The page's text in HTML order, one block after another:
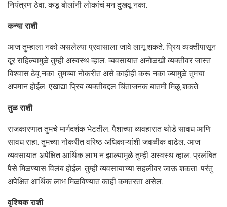
नियंत्रण ठेवा. कडू बोलांनी लोकांचं मन दुखवू नका.
कन्या राशी
आज तुम्हाला नको असलेल्या प्रवासाला जावे लागू शकते. प्रिय व्यक्तीपासून
दूर राहिल्यामुळे तुम्ही अस्वस्थ व्हाल. व्यवसायात अनोळखी व्यक्तीवर जास्त
विश्वास ठेवू नका. तुमच्या नोकरीत असे काहीही करू नका ज्यामुळे तुमचा
अपमान होईल. एखाद्या प्रिय व्यक्तीबद्दल चिंताजनक बातमी मिळू शकते.
तुळ राशी
राजकारणात तुमचे मार्गदर्शक भेटतील. पैशाच्या व्यवहारात थोडे सावध आणि
सावध राहा. तुमच्या नोकरीत वरिष्ठ अधिकाऱ्यांशी जवळीक वाढेल. आज
व्यवसायात अपेक्षित आर्थिक लाभ न झाल्यामुळे तुम्ही अस्वस्थ व्हाल. प्रलंबित
पैसे मिळण्यास विलंब होईल. तुम्ही व्यवसायाच्या सहलीवर जाऊ शकता. परंतु
अपेक्षित आर्थिक लाभ मिळविण्यात काही कमतरता असेल.
वृश्चिक राशी